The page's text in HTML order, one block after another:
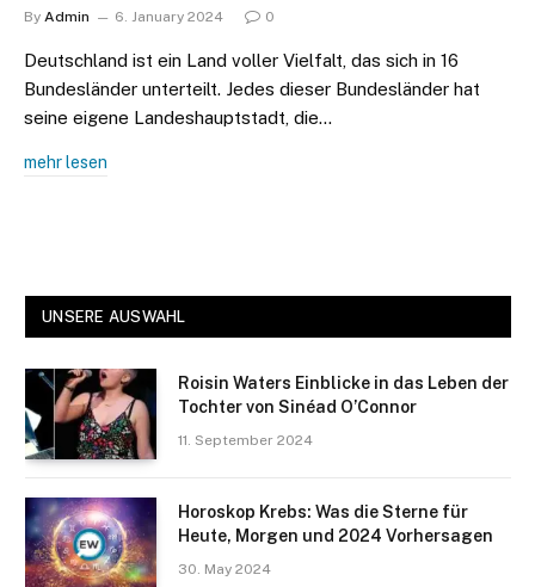
By Admin 6. January 2024 0
Deutschland ist ein Land voller Vielfalt, das sich in 16
Bundesländer unterteilt. Jedes dieser Bundesländer hat
seine eigene Landeshauptstadt, die…
mehr lesen
UNSERE AUSWAHL
Roisin Waters Einblicke in das Leben der
Tochter von Sinéad O’Connor
11. September 2024
Horoskop Krebs: Was die Sterne für
Heute, Morgen und 2024 Vorhersagen
30. May 2024